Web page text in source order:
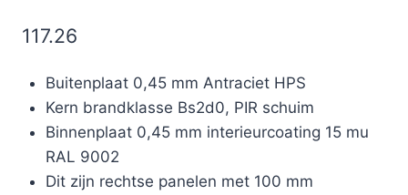
117.26
Buitenplaat 0,45 mm Antraciet HPS
Kern brandklasse Bs2d0, PIR schuim
Binnenplaat 0,45 mm interieurcoating 15 mu
RAL 9002
Dit zijn rechtse panelen met 100 mm